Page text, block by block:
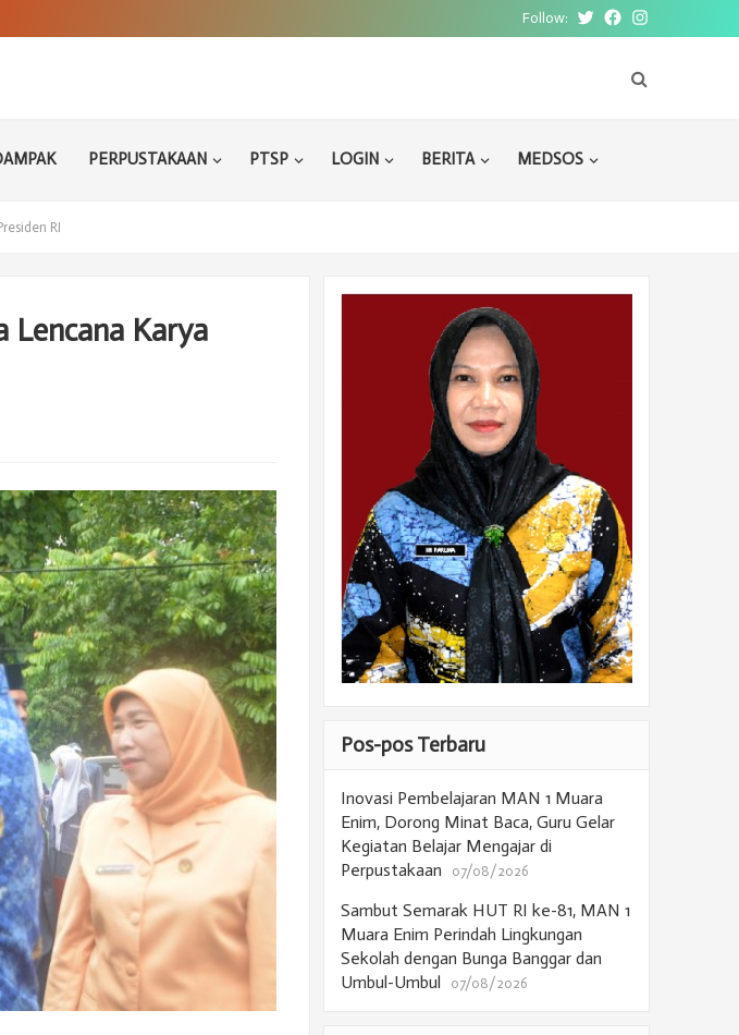
Follow: TwitterFacebookInstagram
PERPUSTAKAAN PTSP LOGIN BERITA MEDSOS
RI
Lencana Karya
Pos-pos Terbaru
Inovasi Pembelajaran MAN 1 Muara
Enim, Dorong Minat Baca, Guru Gelar
Kegiatan Belajar Mengajar di
Perpustakaan
07/08/2026
Sambut Semarak HUT RI ke-81, MAN 1
Muara Enim Perindah Lingkungan
Sekolah dengan Bunga Banggar dan
Umbul-Umbul
07/08/2026